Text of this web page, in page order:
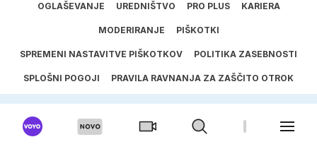
OGLAŠEVANJE UREDNIŠTVO PRO PLUS KARIERA
MODERIRANJE PIŠKOTKI
SPREMENI NASTAVITVE PIŠKOTKOV POLITIKA ZASEBNOSTI
SPLOŠNI POGOJI PRAVILA RAVNANJA ZA ZAŠČITO OTROK
SPORED ODDAJANIH AVTORSKIH DEL
UPORABA UMETNE INTELIGENCE